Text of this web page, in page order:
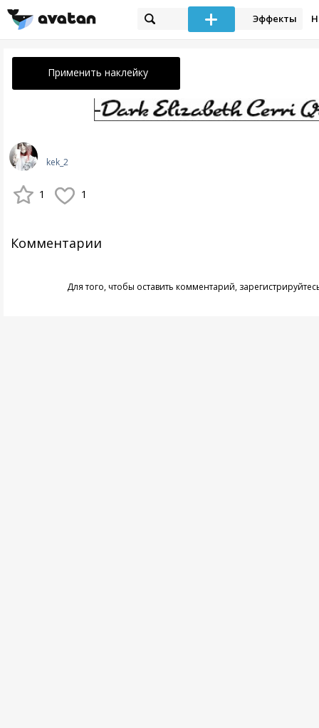
Эффекты
Применить наклейку
kek_2
1 1
Комментарии
Для того, чтобы оставить комментарий,